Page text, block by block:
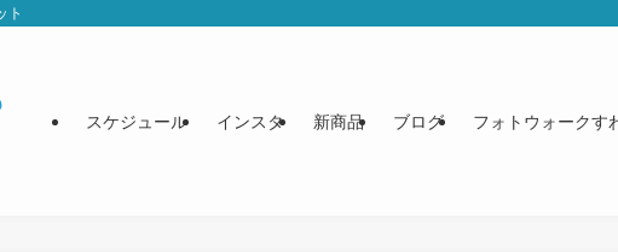
ト
スケジュール インスタ 新商品 ブログ フォトウォークす